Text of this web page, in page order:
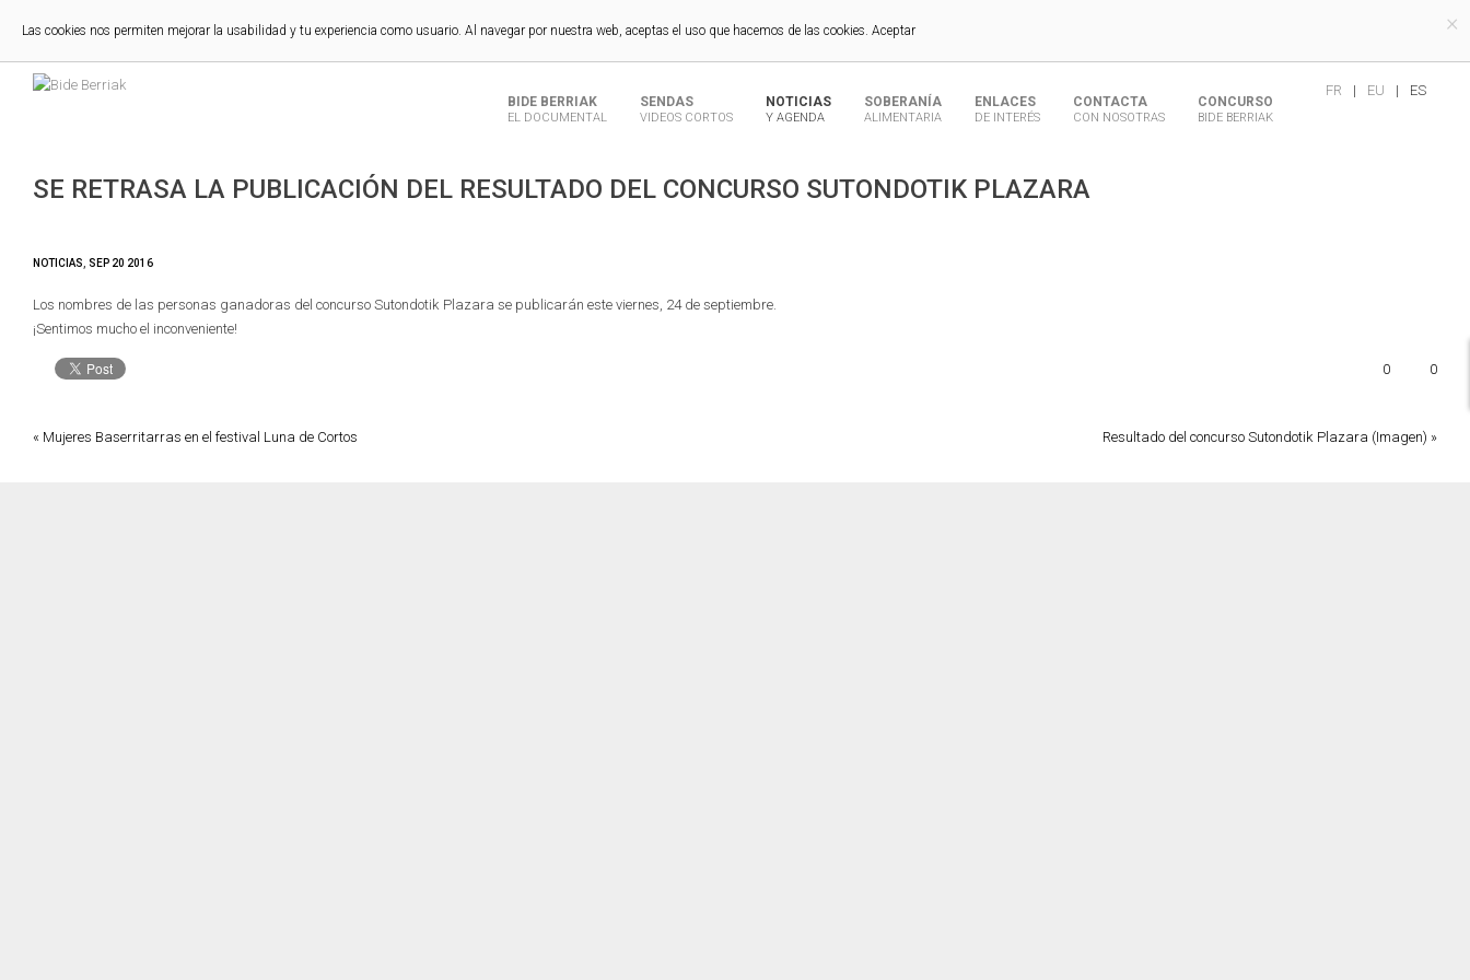
FR | EU | ES
BIDE BERRIAK
EL DOCUMENTAL
SENDAS
VIDEOS CORTOS
NOTICIAS
Y AGENDA
SOBERANÍA
ALIMENTARIA
ENLACES
DE INTERÉS
CONTACTA
CON NOSOTRAS
CONCURSO
BIDE BERRIAK
SE RETRASA LA PUBLICACIÓN DEL RESULTADO DEL CONCURSO SUTONDOTIK PLAZARA
NOTICIAS SEP 20 2016
Los nombres de las personas ganadoras del concurso Sutondotik Plazara se publicarán este viernes, 24 de septiembre.
¡Sentimos mucho el inconveniente!
0 0
« Mujeres Baserritarras en el festival Luna de Cortos Resultado del concurso Sutondotik Plazara (Imagen) »
×
Las cookies nos permiten mejorar la usabilidad y tu experiencia como usuario. Al navegar por nuestra web, aceptas el uso que hacemos de las cookies. Aceptar